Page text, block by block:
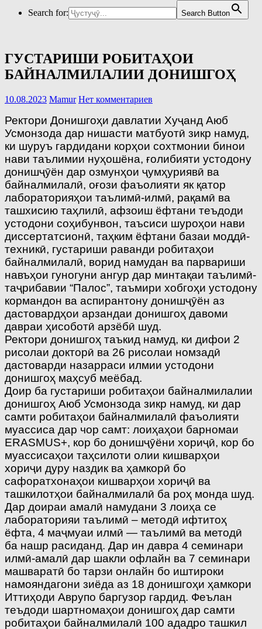
Search for:
Search Button
ГУСТАРИШИ РОБИТАҲОИ
БАЙНАЛМИЛАЛИИ ДОНИШГОҲ
10.08.2023 Mamur Нет комментариев
Ректори Донишгоҳи давлатии Хуҷанд Аюб
Усмонзода дар нишасти матбуотӣ зикр намуд,
ки шуруъ гардидани корҳои сохтмонии бинои
нави таълимии нуҳошёна, ғолибияти устодону
донишҷӯён дар озмунҳои ҷумҳуриявӣ ва
байналмилалӣ, оғози фаъолияти як қатор
лабораторияҳои таълимӣ-илмӣ, рақамӣ ва
ташхисию таҳлилӣ, афзоиш ёфтани теъдоди
устодони соҳибунвон, таъсиси шуроҳои нави
диссертатсионӣ, таҳким ёфтани базаи моддӣ-
техникӣ, густариши раванди робитаҳои
байналмилалӣ, ворид намудан ва парвариши
навъҳои гуногуни ангур дар минтақаи таълимӣ-
таҷрибавии “Палос”, таъмири хобгоҳи устодону
кормандон ва аспирантону донишҷӯён аз
дастовардҳои арзандаи донишгоҳ давоми
давраи ҳисоботӣ арзёбӣ шуд.
Ректори донишгоҳ таъкид намуд, ки дифои 2
рисолаи докторӣ ва 26 рисолаи номзадӣ
дастоварди назарраси илмии устодони
донишгоҳ маҳсуб меёбад.
Доир ба густариши робитаҳои байналмилалии
донишгоҳ Аюб Усмонзода зикр намуд, ки дар
самти робитаҳои байналмилалӣ фаъолияти
муассиса дар чор самт: лоиҳаҳои барномаи
ERASMUS+, кор бо донишҷӯёни хориҷӣ, кор бо
муассисаҳои таҳсилоти олии кишварҳои
хориҷи дуру наздик ва ҳамкорӣ бо
сафоратхонаҳои кишварҳои хориҷӣ ва
ташкилотҳои байналмилалӣ ба роҳ монда шуд.
Дар доираи амалӣ намудани 3 лоиҳа се
лабораторияи таълимӣ – методӣ ифтитоҳ
ёфта, 4 маҷмуаи илмӣ — таълимӣ ва методӣ
ба нашр расиданд. Дар ин давра 4 семинари
илмӣ-амалӣ дар шакли офлайн ва 7 семинари
машваратӣ бо тарзи онлайн бо иштироки
намояндагони зиёда аз 18 донишгоҳи ҳамкори
Иттиҳоди Аврупо баргузор гардид. Феълан
теъдоди шартномаҳои донишгоҳ дар самти
робитаҳои байналмилалӣ 100 ададро ташкил